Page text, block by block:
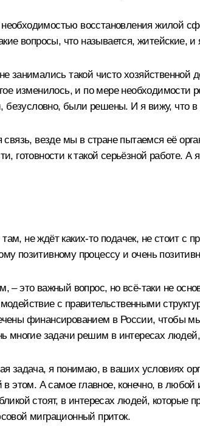
восстановления жилой
вопросы, что называется,
занимались такой чисто
изменилось, и по мере
безусловно, были решены. И я вижу, что
везде мы в стране пытаемся её
готовности к такой серьёзной
не ждёт каких-то подачек, не стоит с
позитивному процессу и очень
– это важный вопрос, но всё-таки не
с правительственными
финансированием в России, чтобы
многие задачи решим в интересах
задача, я понимаю, в ваших условиях
этом. А самое главное, конечно, в
стоят, в интересах людей,
миграционный приток.